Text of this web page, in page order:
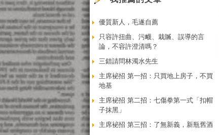
優質新人，毛遂自薦
只容許扭曲、污衊、栽贓、誤導的言
論，不容許澄清嗎？
三錯請問林濁水先生
主席袐招 第一招：只買地上房子，不買
地基
主席袐招 第二招：七傷拳第一式「扣帽
子抹黑」
主席袐招 第三招：了無新義，新瓶舊酒